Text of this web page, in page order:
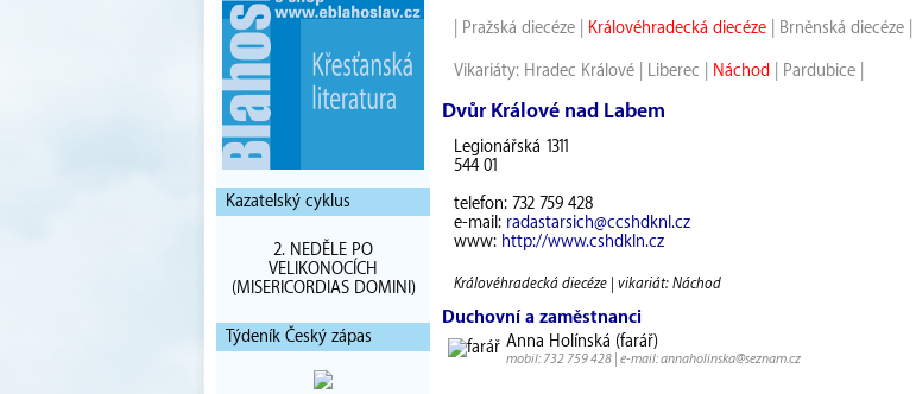
Kazatelský cyklus
2. NEDĚLE PO
VELIKONOCÍCH
(MISERICORDIAS DOMINI)
Týdeník Český zápas
Pražská diecéze Královéhradecká diecéze Brněnská diecéze
Vikariáty: Hradec Králové Liberec Náchod Pardubice
Dvůr Králové nad Labem
Legionářská 1311
544 01
telefon: 732 759 428
e-mail: radastarsich@ccshdknl.cz
www: http://www.cshdkln.cz
Královéhradecká diecéze | vikariát: Náchod
Duchovní a zaměstnanci
Anna Holínská (farář)
mobil: 732 759 428 | e-mail: annaholinska@seznam.cz